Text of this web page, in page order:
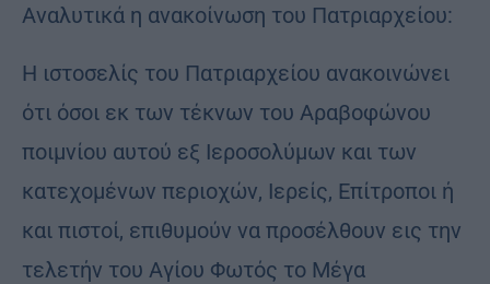
Αναλυτικά η ανακοίνωση του Πατριαρχείου:
Η ιστοσελίς του Πατριαρχείου ανακοινώνει
ότι όσοι εκ των τέκνων του Αραβοφώνου
ποιμνίου αυτού εξ Ιεροσολύμων και των
κατεχομένων περιοχών, Ιερείς, Επίτροποι ή
και πιστοί, επιθυμούν να προσέλθουν εις την
τελετήν του Αγίου Φωτός το Μέγα